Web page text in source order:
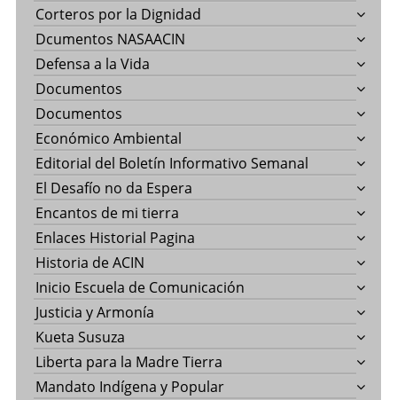
Corteros por la Dignidad
Dcumentos NASAACIN
Defensa a la Vida
Documentos
Documentos
Económico Ambiental
Editorial del Boletín Informativo Semanal
El Desafío no da Espera
Encantos de mi tierra
Enlaces Historial Pagina
Historia de ACIN
Inicio Escuela de Comunicación
Justicia y Armonía
Kueta Susuza
Liberta para la Madre Tierra
Mandato Indígena y Popular